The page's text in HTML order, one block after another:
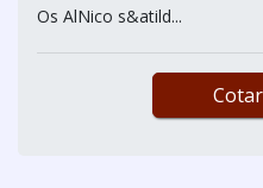
Os AlNico s&atild...